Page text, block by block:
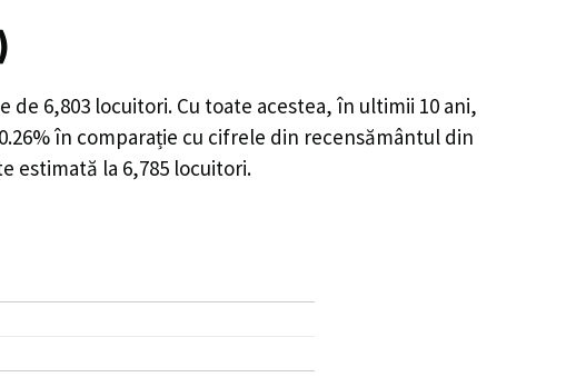
de 6,803 locuitori. Cu toate acestea, în ultimii 10 ani,
în comparație cu cifrele din recensământul din
estimată la 6,785 locuitori.